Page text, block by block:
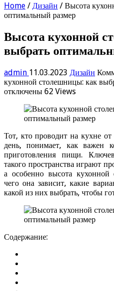
Home / Дизайн / Высота
оптимальный размер
Высота кухонной
выбрать
admin 11.03.2023 Дизайн
кухонной столешницы: как
отключены 62 Views
Тот, кто проводит на кухне
день, понимает, как важен
приготовления пищи.
такого пространства играют
а особенно высота кухонной
чего она зависит, какие
какой из них выбрать, чтобы
Содержание: